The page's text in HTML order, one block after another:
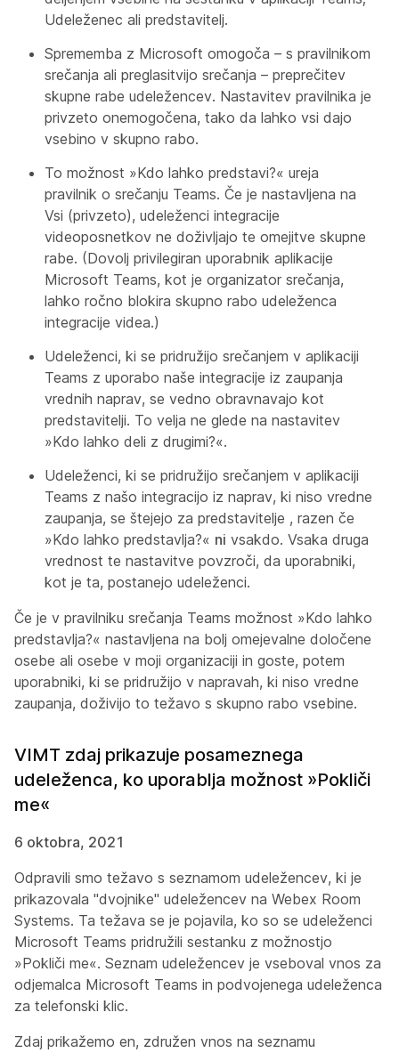
Udeleženec ali predstavitelj.
Sprememba z Microsoft omogoča – s pravilnikom
srečanja ali preglasitvijo srečanja – preprečitev
skupne rabe udeležencev. Nastavitev pravilnika je
privzeto onemogočena, tako da lahko vsi dajo
vsebino v skupno rabo.
To možnost »Kdo lahko predstavi?« ureja
pravilnik o srečanju Teams. Če je nastavljena na
Vsi (privzeto), udeleženci integracije
videoposnetkov ne doživljajo te omejitve skupne
rabe. (Dovolj privilegiran uporabnik aplikacije
Microsoft Teams, kot je organizator srečanja,
lahko ročno blokira skupno rabo udeleženca
integracije videa.)
Udeleženci, ki se pridružijo srečanjem v aplikaciji
Teams z uporabo naše integracije iz zaupanja
vrednih naprav, se vedno obravnavajo kot
predstavitelji. To velja ne glede na nastavitev
»Kdo lahko deli z drugimi?«.
Udeleženci, ki se pridružijo srečanjem v aplikaciji
Teams z našo integracijo iz naprav, ki niso vredne
zaupanja, se štejejo za predstavitelje , razen če
»Kdo lahko predstavlja?« ni vsakdo. Vsaka druga
vrednost te nastavitve povzroči, da uporabniki,
kot je ta, postanejo udeleženci.
Če je v pravilniku srečanja Teams možnost »Kdo lahko
predstavlja?« nastavljena na bolj omejevalne določene
osebe ali osebe v moji organizaciji in goste, potem
uporabniki, ki se pridružijo v napravah, ki niso vredne
zaupanja, doživijo to težavo s skupno rabo vsebine.
VIMT zdaj prikazuje posameznega
udeleženca, ko uporablja možnost »Pokliči
me«
6 oktobra, 2021
Odpravili smo težavo s seznamom udeležencev, ki je
prikazovala "dvojnike" udeležencev na Webex Room
Systems. Ta težava se je pojavila, ko so se udeleženci
Microsoft Teams pridružili sestanku z možnostjo
»Pokliči me«. Seznam udeležencev je vseboval vnos za
odjemalca Microsoft Teams in podvojenega udeleženca
za telefonski klic.
Zdaj prikažemo en, združen vnos na seznamu